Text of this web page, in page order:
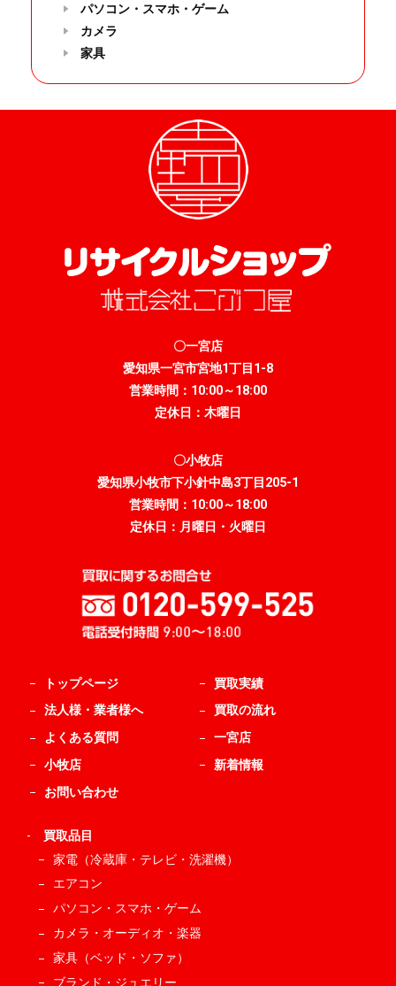
パソコン・スマホ・ゲーム
カメラ
家具
〇一宮店
愛知県一宮市宮地1丁目1-8
営業時間：10:00～18:00
定休日：木曜日
〇小牧店
愛知県小牧市下小針中島3丁目205-1
営業時間：10:00～18:00
定休日：月曜日・火曜日
トップページ
買取実績
法人様・業者様へ
買取の流れ
よくある質問
一宮店
小牧店
新着情報
お問い合わせ
- 買取品目
家電（冷蔵庫・テレビ・洗濯機）
エアコン
パソコン・スマホ・ゲーム
カメラ・オーディオ・楽器
家具（ベッド・ソファ）
ブランド・ジュエリー